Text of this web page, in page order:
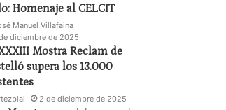
Homenaje al CELCIT
Manuel Villafaina
diciembre de 2025
Mostra Reclam de
supera los 13.000
2 de diciembre de 2025